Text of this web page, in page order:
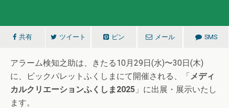
共有 ツイート ピン メール SMS
アラーム検知之助は、きたる10月29日(水)〜30日(木)
に、ビックパレットふくしまにて開催される、「メディ
カルクリエーションふくしま2025 」に出展・展示いたし
ます。